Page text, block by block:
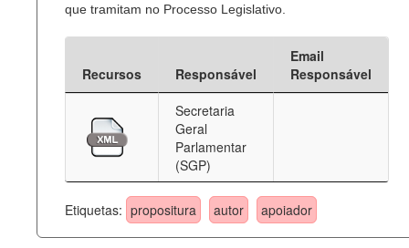
Catálogo de dados
Deputados Estaduais
Administração
Agenda
Perguntas frequentes
que tramitam no Processo Legislativo.
Recursos Responsável
Email
Responsável
Secretaria
Geral
Parlamentar
(SGP)
Etiquetas: propositura autor apoiador